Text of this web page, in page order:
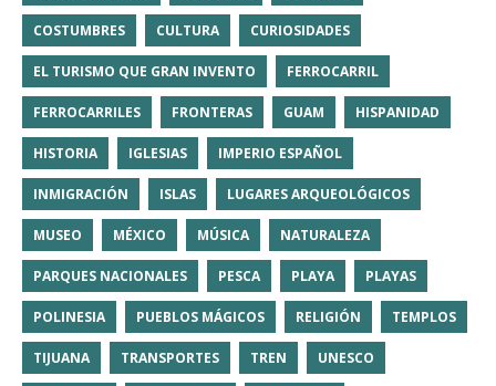
COSTUMBRES CULTURA CURIOSIDADES
EL TURISMO QUE GRAN INVENTO FERROCARRIL
FERROCARRILES FRONTERAS GUAM HISPANIDAD
HISTORIA IGLESIAS IMPERIO ESPAÑOL
INMIGRACIÓN ISLAS LUGARES ARQUEOLÓGICOS
MUSEO MÉXICO MÚSICA NATURALEZA
PARQUES NACIONALES PESCA PLAYA PLAYAS
POLINESIA PUEBLOS MÁGICOS RELIGIÓN TEMPLOS
TIJUANA TRANSPORTES TREN UNESCO